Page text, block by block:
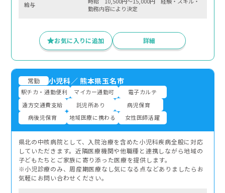
給与
勤務内容により決定
お気に入りに追加 詳細
常勤 小児科／熊本県玉名市
駅チカ・通勤便利 マイカー通勤可
電子カルテ
遠方交通費支給
託児所あり
病児保育
病後児保育
地域医療に携わる 女性医師活躍
県北の中核病院として、入院治療を含めた小児科疾病全般に対応
していただきます。近隣医療機関や他職種と連携しながら地域の
子どもたちとご家族に寄り添った医療を提供します。
※小児診療のみ、周産期医療なし気になる点などありましたらお
気軽にお問い合わせください。